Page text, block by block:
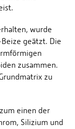
wurde
geätzt. Die
zusammen.
zu
einen der
Silizium und